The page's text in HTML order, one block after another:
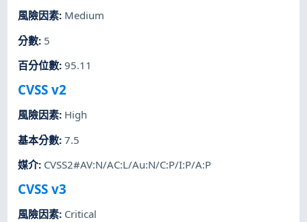
風險因素: Medium
分數: 5
百分位數:95.11
CVSS v2
風險因素: High
基本分數:7.5
媒介: CVSS2#AV:N/AC:L/Au:N/C:P/I:P/A:P
CVSS v3
風險因素: Critical